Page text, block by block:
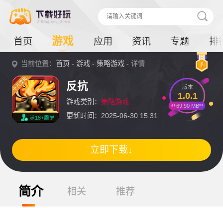
首页 游戏 应用 资讯 专题 排
当前位置：首页 -游戏 -策略游戏 - 详情
满18+周岁
反抗
游戏类别： 策略游戏
更新时间：2025-06-30 15:31
版本
1.0.1
69.90 MB
立即下载↓
简介 相关 推荐